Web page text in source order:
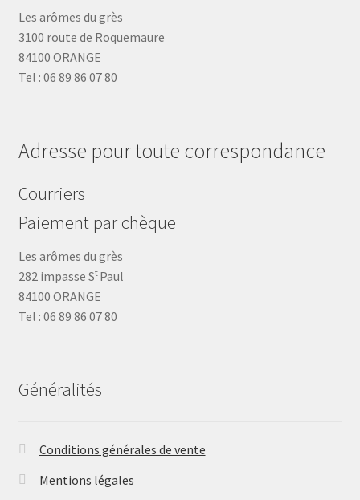
Les arômes du grès
3100 route de Roquemaure
84100 ORANGE
Tel : 06 89 86 07 80
Adresse pour toute correspondance
Courriers
Paiement par chèque
Les arômes du grès
282 impasse St Paul
84100 ORANGE
Tel : 06 89 86 07 80
Généralités
Conditions générales de vente
Mentions légales